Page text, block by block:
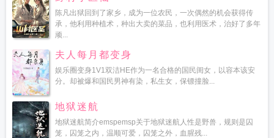
陈凡出狱回到了家乡，成为一位农民，一次偶然的机会获得传
承，他利用种植术，种出大卖的菜品，也利用医术，治好了多年
顽...
夫人每月都变身
娱乐圈变身1V1双洁HE作为一名合格的国民闺女，以容本该安
分。却被爆和国民男神有染，私生女，保镖撞脸...
地狱迷航
地狱迷航简介emspemsp关于地狱迷航人性是野兽，规则是囚
笼，囚笼之内，温顺可爱，囚笼之外，血腥残...